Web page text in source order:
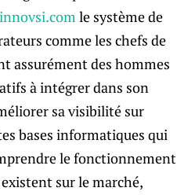
le système de
comme les chefs de
assurément des hommes
à intégrer dans son
sa visibilité sur
bases informatiques qui
le fonctionnement
sur le marché,